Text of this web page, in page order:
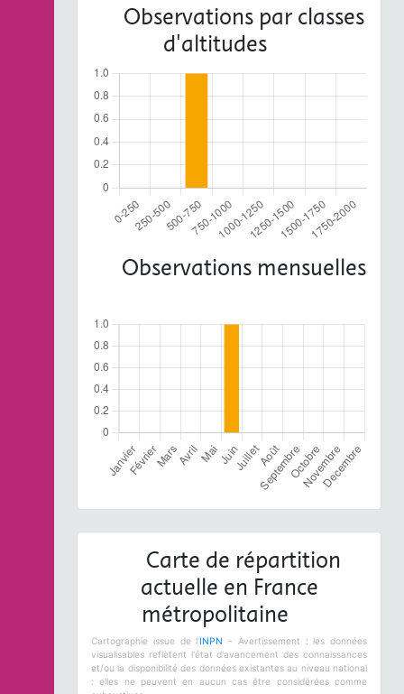
Observations par classes
d'altitudes
Observations mensuelles
Carte de répartition
actuelle en France
métropolitaine
Cartographie issue de l'INPN
- Avertissement : les données
visualisables reflètent l'état d'avancement des connaissances
et/ou la disponibilité des données existantes au niveau national
: elles ne peuvent en aucun cas être considérées comme